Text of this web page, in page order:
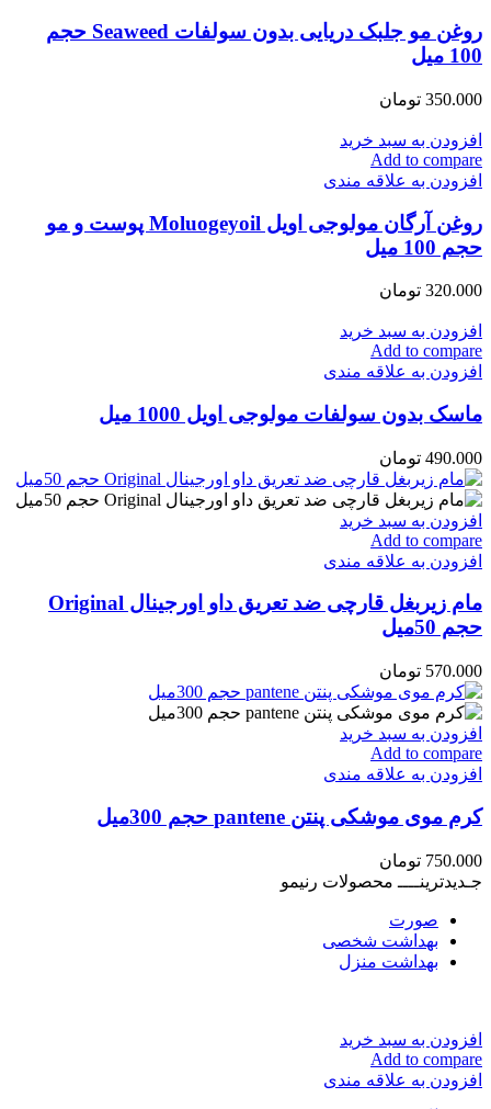
روغن مو جلبک دریایی بدون سولفات Seaweed حجم
100 میل
350.000 تومان
افزودن به سبد خرید
Add to compare
افزودن به علاقه مندی
روغن آرگان مولوجی اویل Moluogeyoil پوست و مو
حجم 100 میل
320.000 تومان
افزودن به سبد خرید
Add to compare
افزودن به علاقه مندی
ماسک بدون سولفات مولوجی اویل 1000 میل
490.000 تومان
افزودن به سبد خرید
Add to compare
افزودن به علاقه مندی
مام زیربغل قارچی ضد تعریق داو اورجینال Original
حجم 50میل
570.000 تومان
افزودن به سبد خرید
Add to compare
افزودن به علاقه مندی
کرم موی موشکی پنتن pantene حجم 300میل
750.000 تومان
جـدیدترینــــ محصولات رنیمو
صورت
بهداشت شخصی
بهداشت منزل
افزودن به سبد خرید
Add to compare
افزودن به علاقه مندی